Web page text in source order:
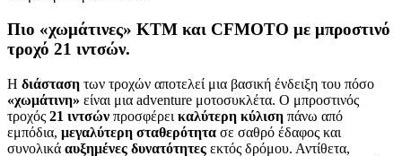
Πιο «χωμάτινες» ΚΤΜ και CFMOTO με μπροστινό
τροχό 21 ιντσών.
Η διάσταση των τροχών αποτελεί μια βασική ένδειξη του πόσο
«χωμάτινη» είναι μια adventure μοτοσυκλέτα. Ο μπροστινός
τροχός 21 ιντσών προσφέρει καλύτερη κύλιση πάνω από
εμπόδια, μεγαλύτερη σταθερότητα σε σαθρό έδαφος και
συνολικά αυξημένες δυνατότητες εκτός δρόμου. Αντίθετα,